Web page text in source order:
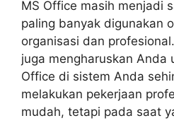
MS Office masih menjadi
paling banyak digunakan
organisasi dan
juga mengharuskan Anda
Office di sistem Anda
melakukan pekerjaan
mudah, tetapi pada saat